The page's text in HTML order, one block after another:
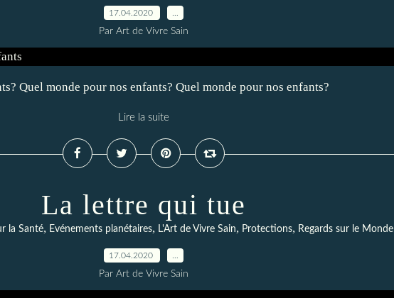
17.04.2020
Par Art de Vivre Sain
Quel monde pour nos enfants? Quel monde pour nos enfants?
Lire la suite
La lettre qui tue
la Santé, Evénements planétaires, L'Art de Vivre Sain, Protections, Regards sur le Monde
17.04.2020
Par Art de Vivre Sain